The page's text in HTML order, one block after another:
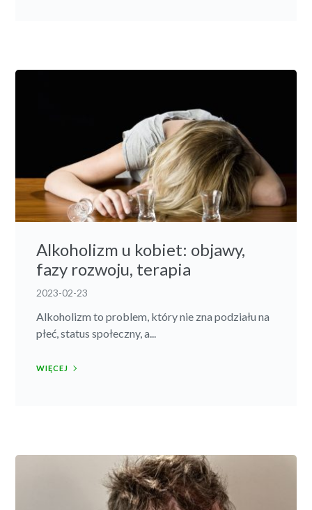
Alkoholizm u kobiet: objawy,
fazy rozwoju, terapia
2023-02-23
Alkoholizm to problem, który nie zna podziału na
płeć, status społeczny, a...
WIĘCEJ